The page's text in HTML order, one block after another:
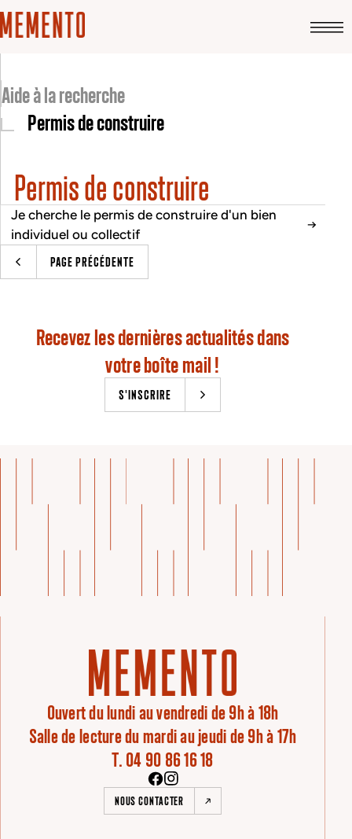
Aide à la recherche
Permis de construire
Permis de construire
Je cherche le permis de construire d'un bien
individuel ou collectif
PAGE PRÉCÉDENTE
Recevez les dernières actualités dans
votre boîte mail !
S'INSCRIRE
Ouvert du lundi au vendredi de 9h à 18h
Salle de lecture du mardi au jeudi de 9h à 17h
T. 04 90 86 16 18
NOUS CONTACTER